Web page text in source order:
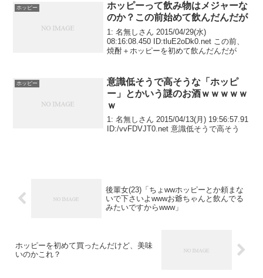
ホッピー
ホッピーって飲み物はメジャーな
のか？この前始めて飲んだんだが
1: 名無しさん 2015/04/29(水)
08:16:08.450 ID:tluE2oDk0.net この前、
焼酎＋ホッピーを初めて飲んだんだが
ホッピー
意識低そうで高そうな「ホッピ
ー」とかいう謎のお酒ｗｗｗｗｗ
ｗ
1: 名無しさん 2015/04/13(月) 19:56:57.91
ID:/vvFDVJT0.net 意識低そうで高そう
後輩女(23)「ちょwwホッピーとか頼まな
いで下さいよwwwお爺ちゃんと飲んでる
みたいですからwww」
ホッピーを初めて買ったんだけど、美味
いのかこれ？